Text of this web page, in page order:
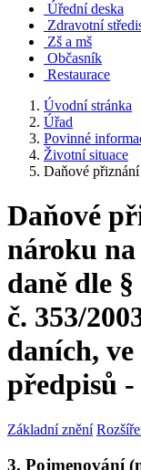
Úřední deska
Zdravotní
Zš a mš
Občasník
Restaurace
Úvodní stránka
Úřad
Povinné
Životní situace
Daňové
Daňové
nároku
daně dle
č. 353/
daních,
předpisů
Základní znění
3. Pojmenování